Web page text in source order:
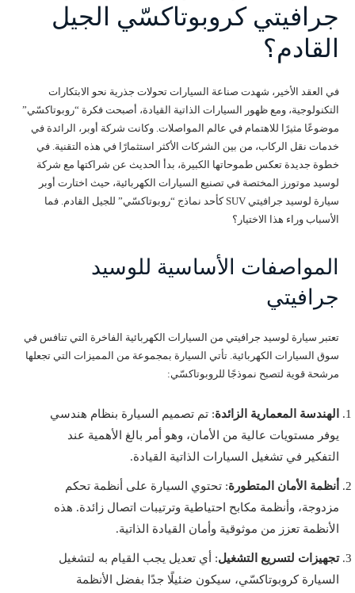
جرافيتي كروبوتاكسّي الجيل
القادم؟
في العقد الأخير، شهدت صناعة السيارات تحولات جذرية نحو الابتكارات
التكنولوجية، ومع ظهور السيارات الذاتية القيادة، أصبحت فكرة “روبوتاكسّي”
موضوعًا مثيرًا للاهتمام في عالم المواصلات. وكانت شركة أوبر، الرائدة في
خدمات نقل الركاب، من بين الشركات الأكثر استثمارًا في هذه التقنية. في
خطوة جديدة تعكس طموحاتها الكبيرة، بدأ الحديث عن شراكتها مع شركة
لوسيد موتورز المختصة في تصنيع السيارات الكهربائية، حيث اختارت أوبر
سيارة لوسيد جرافيتي SUV كأحد نماذج “روبوتاكسّي” للجيل القادم. فما
الأسباب وراء هذا الاختيار؟
المواصفات الأساسية للوسيد
جرافيتي
تعتبر سيارة لوسيد جرافيتي من السيارات الكهربائية الفاخرة التي تنافس في
سوق السيارات الكهربائية. تأتي السيارة بمجموعة من المميزات التي تجعلها
مرشحة قوية لتصبح نموذجًا للروبوتاكسّي:
الهندسة المعمارية الزائدة: تم تصميم السيارة بنظام هندسي
يوفر مستويات عالية من الأمان، وهو أمر بالغ الأهمية عند
التفكير في تشغيل السيارات الذاتية القيادة.
أنظمة الأمان المتطورة: تحتوي السيارة على أنظمة تحكم
مزدوجة، وأنظمة مكابح احتياطية وترتيبات اتصال زائدة. هذه
الأنظمة تعزز من موثوقية وأمان القيادة الذاتية.
تجهيزات لتسريع التشغيل: أي تعديل يجب القيام به لتشغيل
السيارة كروبوتاكسّي، سيكون ضئيلًا جدًا بفضل الأنظمة